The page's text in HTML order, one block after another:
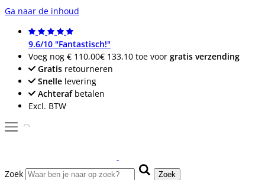
Ga naar de inhoud
9.6/10 "Fantastisch!"
Voeg nog € 110,00€ 133,10 toe voor gratis verzending
Gratis retourneren
Snelle levering
Achterafbetalen
Excl. BTW
Zoek Zoek